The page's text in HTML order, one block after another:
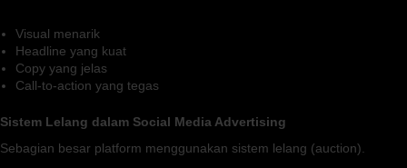
Visual menarik
Headline yang kuat
Copy yang jelas
Call-to-action yang tegas
Sistem Lelang dalam Social Media Advertising
Sebagian besar platform menggunakan sistem lelang (auction).